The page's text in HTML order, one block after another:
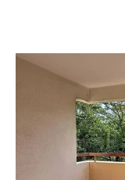
MONTPELLIER 34
, 3 pièces
Ref : 37210
187